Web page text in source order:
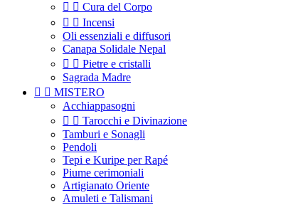
  Cura del Corpo
  Incensi
Oli essenziali e diffusori
Canapa Solidale Nepal
  Pietre e cristalli
Sagrada Madre
  MISTERO
Acchiappasogni
  Tarocchi e Divinazione
Tamburi e Sonagli
Pendoli
Tepi e Kuripe per Rapé
Piume cerimoniali
Artigianato Oriente
Amuleti e Talismani